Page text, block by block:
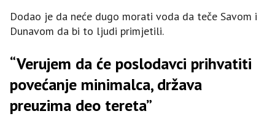
Dodao je da neće dugo morati voda da teče Savom i
Dunavom da bi to ljudi primjetili.
“Verujem da će poslodavci prihvatiti
povećanje minimalca, država
preuzima deo tereta”